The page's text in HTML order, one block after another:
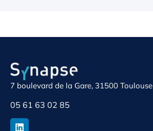
7 boulevard de la Gare, 31500 Toulouse
05 61 63 02 85